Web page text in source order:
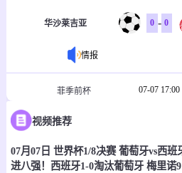
华沙莱吉亚 0 - 0
情报
菲季前杯 07-07 17:00
塔玛劳斯
情报
视频推荐
07月07日 世界杯1/8决赛 葡萄牙vs西班